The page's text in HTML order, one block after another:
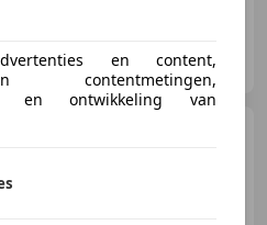
en content,
contentmetingen,
en ontwikkeling van